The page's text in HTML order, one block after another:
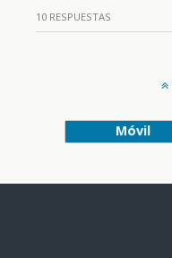
10 RESPUESTAS
Móvil